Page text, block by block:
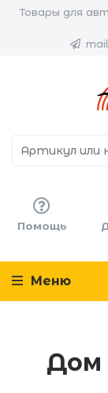
Товары для
Помощь
Меню
Дом